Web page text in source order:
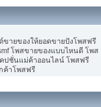
ขายของให้ยอดขายปังโพสฟรี
โพสขายของแบบไหนดี โพส
ปชั่นแม่ค้าออนไลน์ โพสฟรี
ค้าโพสฟรี